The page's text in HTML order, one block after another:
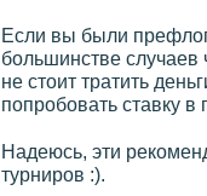
Если вы были
большинстве случаев
не стоит тратить
попробовать ставку
Надеюсь, эти
турниров :).